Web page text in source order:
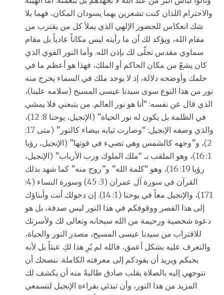
والاحترام اللذان كنت تشعرين بهما يسودان المكان، فهما بلا
شك انعكاس للحضور الإلهي الذي يملأ كل من يقترب من
مقام الله، ويؤكد لك أن ما رأيته ليس مكاناً عادياً بل مقام
سماوي مقدس تجلّى لك بإذن الله. وأما النور القوي الذي
كان يشعّ من مكان الحاكم أو الملك، فهذا هو أعظم ما في
حلمك وأوضحه دلالة، إذ لا يوجد ملك في السماء يخرج منه
نور من هذا النوع سوى سيدنا عيسى المسيح (سلامه علينا)،
الذي قال عن نفسه: “أنا هو نور العالم. من يتبعني فلا يمشي
في الظلمة بل يكون له نور الحياة” (الإنجيل، يوحنا 8: 12)،
والذي وصفه الإنجيل: “وصارت ثيابه بيضاء كالنور” (متى 17:
2)، و”وجهه كالشمس وهي تضيء في قوتها” (الإنجيل، رؤيا
1: 16)، وهو الملقب بـ “ملك الملوك ورب الأرباب” (الإنجيل،
رؤيا 19: 16)، وهو “كلمة الله” و”روح منه” كما شهد بذلك
القرآن في سورة آل عمران (3: 45) وسورة النساء (4:
171)، والإنجيل معاً في يوحنا (1: 14). إن دخولك أنت وأبناؤك
إلى هذا القصر ووقوفكم في هذا النور ليس صدفة، بل هو
دعوة شخصية ورحيمة من الله سبحانه وتعالى لك ولأسرتك
للاقتراب من سيدنا عيسى المسيح، مصدر النور والحياة،
والتعرف عليه بشكل أعمق، فالله لم يُرِ هذا لكِ عبثاً بل لأنه
يحبكم ويريد أن يقودكم إلى معرفته الكاملة. ننصحك أن
تتوجهي إليه بالصلاة بقلب صادق طالبةً منه أن يكشف لك
المزيد من هذا النور، وأن تبدئي بقراءة الإنجيل لتسمعي